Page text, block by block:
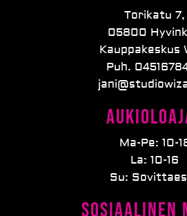
Torikatu 7,
05800
Kauppakeskus
Puh.
Ma-Pe: 10-
La: 10-16
Su:
Sosiaalinen